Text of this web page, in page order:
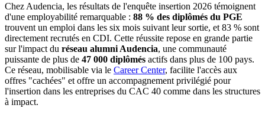
Chez Audencia, les résultats de l'enquête insertion 2026 témoignent
d'une employabilité remarquable : 88 % des diplômés du PGE
trouvent un emploi dans les six mois suivant leur sortie, et 83 % sont
directement recrutés en CDI. Cette réussite repose en grande partie
sur l'impact du réseau alumni Audencia, une communauté
puissante de plus de 47 000 diplômés actifs dans plus de 100 pays.
Ce réseau, mobilisable via le Career Center, facilite l'accès aux
offres "cachées" et offre un accompagnement privilégié pour
l'insertion dans les entreprises du CAC 40 comme dans les structures
à impact.